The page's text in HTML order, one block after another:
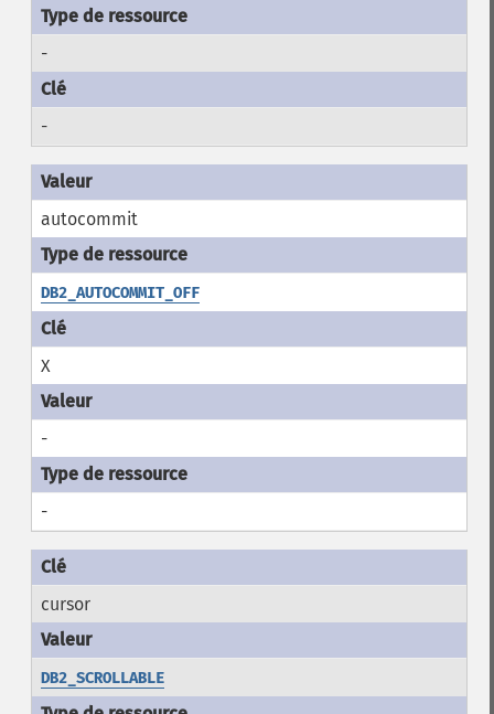
-
-
autocommit
DB2_AUTOCOMMIT_OFF
X
-
-
cursor
DB2_SCROLLABLE